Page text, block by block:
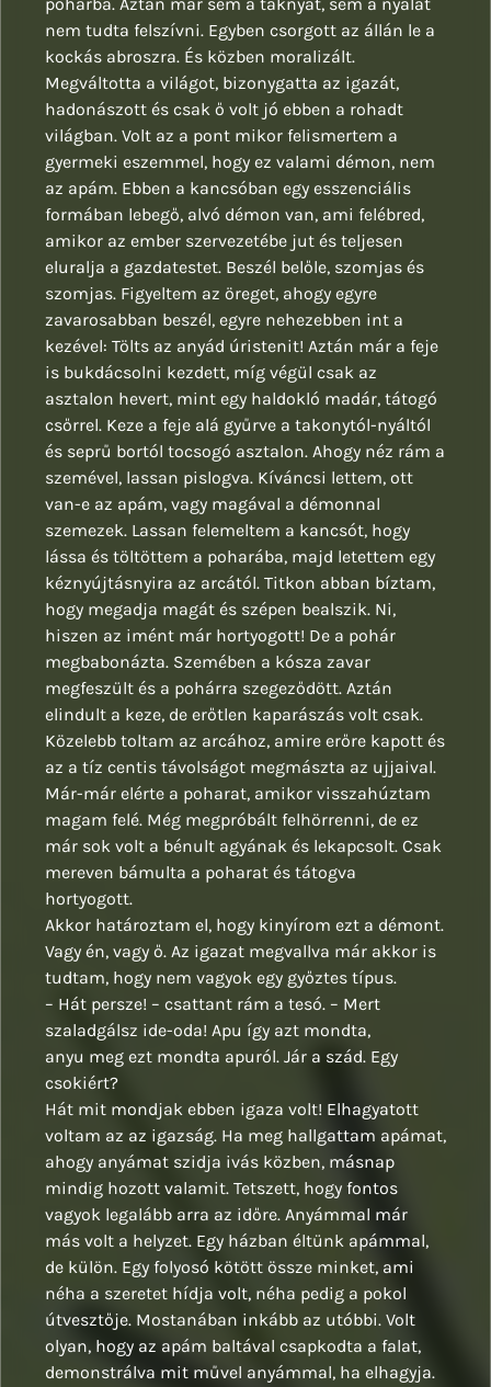
pohárba. Aztán már sem a taknyát, sem a nyálát
nem tudta felszívni. Egyben csorgott az állán le a
kockás abroszra. És közben moralizált.
Megváltotta a világot, bizonygatta az igazát,
hadonászott és csak ő volt jó ebben a rohadt
világban. Volt az a pont mikor felismertem a
gyermeki eszemmel, hogy ez valami démon, nem
az apám. Ebben a kancsóban egy esszenciális
formában lebegő, alvó démon van, ami felébred,
amikor az ember szervezetébe jut és teljesen
eluralja a gazdatestet. Beszél belőle, szomjas és
szomjas. Figyeltem az öreget, ahogy egyre
zavarosabban beszél, egyre nehezebben int a
kezével: Tölts az anyád úristenit! Aztán már a feje
is bukdácsolni kezdett, míg végül csak az
asztalon hevert, mint egy haldokló madár, tátogó
csőrrel. Keze a feje alá gyűrve a takonytól-nyáltól
és seprű bortól tocsogó asztalon. Ahogy néz rám a
szemével, lassan pislogva. Kíváncsi lettem, ott
van-e az apám, vagy magával a démonnal
szemezek. Lassan felemeltem a kancsót, hogy
lássa és töltöttem a poharába, majd letettem egy
kéznyújtásnyira az arcától. Titkon abban bíztam,
hogy megadja magát és szépen bealszik. Ni,
hiszen az imént már hortyogott! De a pohár
megbabonázta. Szemében a kósza zavar
megfeszült és a pohárra szegeződött. Aztán
elindult a keze, de erőtlen kaparászás volt csak.
Közelebb toltam az arcához, amire erőre kapott és
az a tíz centis távolságot megmászta az ujjaival.
Már-már elérte a poharat, amikor visszahúztam
magam felé. Még megpróbált felhörrenni, de ez
már sok volt a bénult agyának és lekapcsolt. Csak
mereven bámulta a poharat és tátogva
hortyogott.
Akkor határoztam el, hogy kinyírom ezt a démont.
Vagy én, vagy ő. Az igazat megvallva már akkor is
tudtam, hogy nem vagyok egy győztes típus.
– Hát persze! – csattant rám a tesó. – Mert
szaladgálsz ide-oda! Apu így azt mondta,
anyu meg ezt mondta apuról. Jár a szád. Egy
csokiért?
Hát mit mondjak ebben igaza volt! Elhagyatott
voltam az az igazság. Ha meg hallgattam apámat,
ahogy anyámat szidja ivás közben, másnap
mindig hozott valamit. Tetszett, hogy fontos
vagyok legalább arra az időre. Anyámmal már
más volt a helyzet. Egy házban éltünk apámmal,
de külön. Egy folyosó kötött össze minket, ami
néha a szeretet hídja volt, néha pedig a pokol
útvesztője. Mostanában inkább az utóbbi. Volt
olyan, hogy az apám baltával csapkodta a falat,
demonstrálva mit művel anyámmal, ha elhagyja.